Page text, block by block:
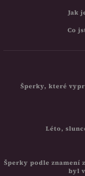
Jak
Co
Šperky, které
Léto,
Šperky podle znamení
byl